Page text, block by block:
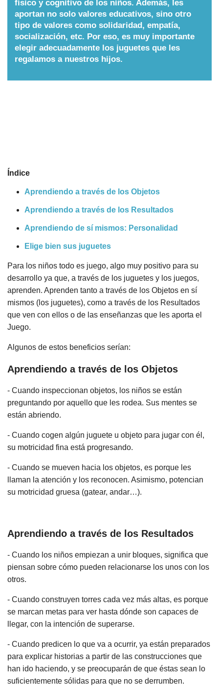
Nombres
Cuentos
físico y cognitivo de los niños. Además, les
aportan no solo valores educativos, sino otro
tipo de valores como solidaridad, empatía,
socialización, etc. Por eso, es muy importante
elegir adecuadamente los juguetes que les
regalamos a nuestros hijos.
Índice
Aprendiendo a través de los Objetos
Aprendiendo a través de los Resultados
Aprendiendo de sí mismos: Personalidad
Elige bien sus juguetes
Para los niños todo es juego, algo muy positivo para su
desarrollo ya que, a través de los juguetes y los juegos,
aprenden. Aprenden tanto a través de los Objetos en sí
mismos (los juguetes), como a través de los Resultados
que ven con ellos o de las enseñanzas que les aporta el
Juego.
Algunos de estos beneficios serían:
Aprendiendo a través de los Objetos
- Cuando inspeccionan objetos, los niños se están
preguntando por aquello que les rodea. Sus mentes se
están abriendo.
- Cuando cogen algún juguete u objeto para jugar con él,
su motricidad fina está progresando.
- Cuando se mueven hacia los objetos, es porque les
llaman la atención y los reconocen. Asimismo, potencian
su motricidad gruesa (gatear, andar…).
Aprendiendo a través de los Resultados
- Cuando los niños empiezan a unir bloques, significa que
piensan sobre cómo pueden relacionarse los unos con los
otros.
- Cuando construyen torres cada vez más altas, es porque
se marcan metas para ver hasta dónde son capaces de
llegar, con la intención de superarse.
- Cuando predicen lo que va a ocurrir, ya están preparados
para explicar historias a partir de las construcciones que
han ido haciendo, y se preocuparán de que éstas sean lo
suficientemente sólidas para que no se derrumben.